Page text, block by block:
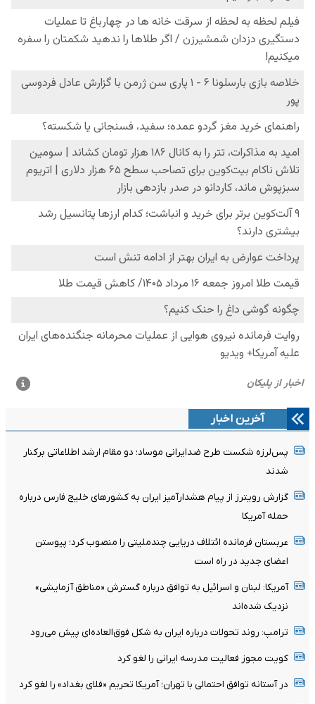
آخرین اخبار
پس‌لرزه شکست طرح ضدایرانی موساد؛ دو مقام ارشد اطلاعاتی برکنار
شدند
گزارش رویترز از پیام هشدارآمیز ایران به کشورهای خلیج فارس درباره
حمله آمریکا
عربستان فرمانده ائتلاف دریایی چندملیتی را منصوب کرد؛ پیوستن
اعضای جدید در راه است
آمریکا: لبنان و اسرائیل به توافق درباره گسترش «مناطق آزمایشی»
نزدیک شده‌اند
ترامپ: روند تحولات درباره ایران به شکل فوق‌العاده‌ای پیش می‌رود
کویت مجوز فعالیت مدرسه ایرانی را لغو کرد
در آستانه توافق احتمالی با تهران؛ آمریکا تحریم «فلای بغداد» را لغو کرد